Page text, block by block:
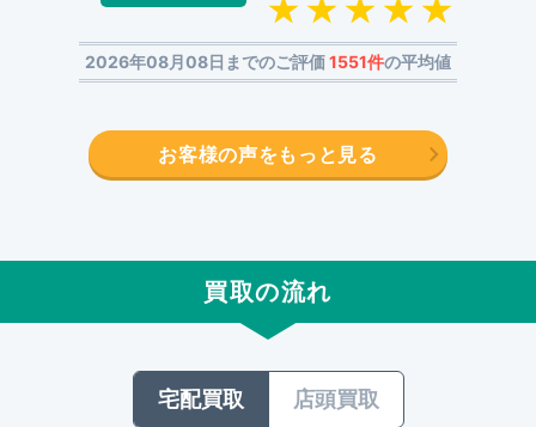
2026年08月08日までのご評価1551件の平均値
お客様の声をもっと見る
買取の流れ
宅配買取 店頭買取